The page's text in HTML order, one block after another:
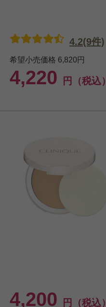
希望小売価格 6,820円
4,220 円（税込）
4.2(9件)
4,200 円（税込）